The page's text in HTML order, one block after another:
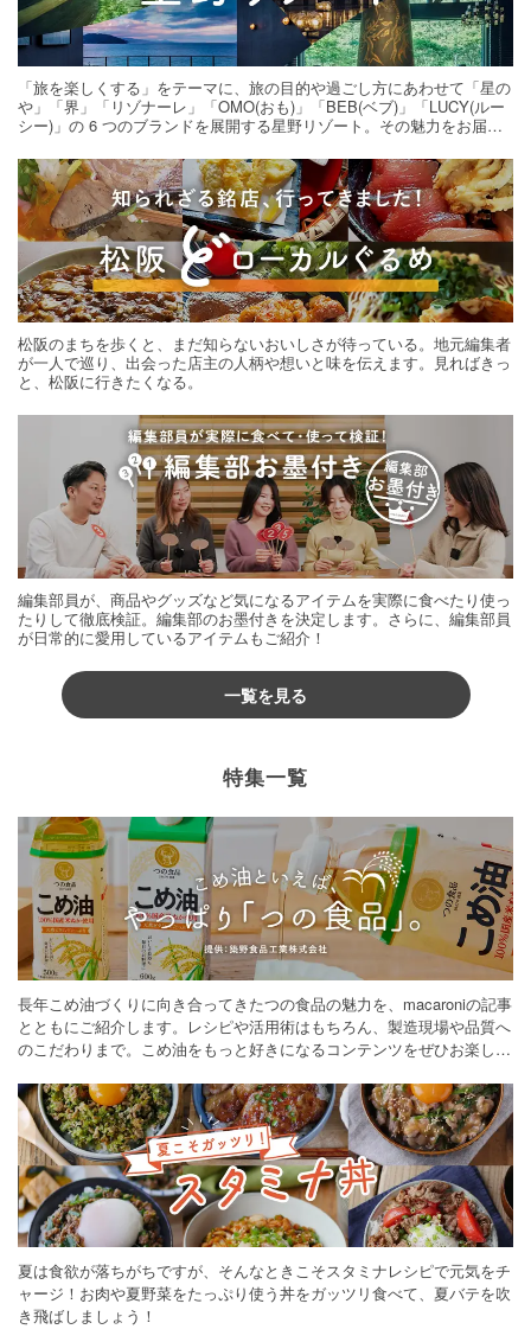
「旅を楽しくする」をテーマに、旅の目的や過ごし方にあわせて「星の
や」「界」「リゾナーレ」「OMO(おも)」「BEB(ベブ)」「LUCY(ルー
シー)」の 6 つのブランドを展開する星野リゾート。その魅力をお届け
松阪のまちを歩くと、まだ知らないおいしさが待っている。地元編集者
が一人で巡り、出会った店主の人柄や想いと味を伝えます。見ればきっ
と、松阪に行きたくなる。
編集部員が、商品やグッズなど気になるアイテムを実際に食べたり使っ
たりして徹底検証。編集部のお墨付きを決定します。さらに、編集部員
が日常的に愛用しているアイテムもご紹介！
一覧を見る
特集一覧
長年こめ油づくりに向き合ってきたつの食品の魅力を、macaroniの記事
とともにご紹介します。レシピや活用術はもちろん、製造現場や品質へ
のこだわりまで。こめ油をもっと好きになるコンテンツをぜひお楽しみ
夏は食欲が落ちがちですが、そんなときこそスタミナレシピで元気をチ
ャージ！お肉や夏野菜をたっぷり使う丼をガッツリ食べて、夏バテを吹
き飛ばしましょう！